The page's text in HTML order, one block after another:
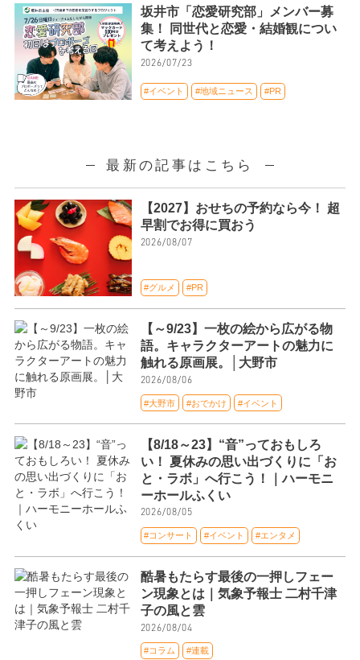
坂井市「恋愛研究部」メンバー募
集！ 同世代と恋愛・結婚観につい
て考えよう！
2026/07/23
#イベント #地域ニュース #PR
最新の記事はこちら
【2027】おせちの予約なら今！ 超
早割でお得に買おう
2026/08/07
#グルメ #PR
【～9/23】一枚の絵から広がる物
語。キャラクターアートの魅力に
触れる原画展。│大野市
2026/08/06
#大野市 #おでかけ #イベント
【8/18～23】“音”っておもしろ
い！ 夏休みの思い出づくりに「お
と・ラボ」へ行こう！｜ハーモニ
ーホールふくい
2026/08/05
#コンサート #イベント #エンタメ
酷暑もたらす最後の一押しフェー
ン現象とは｜気象予報士 二村千津
子の風と雲
2026/08/04
#コラム #連載